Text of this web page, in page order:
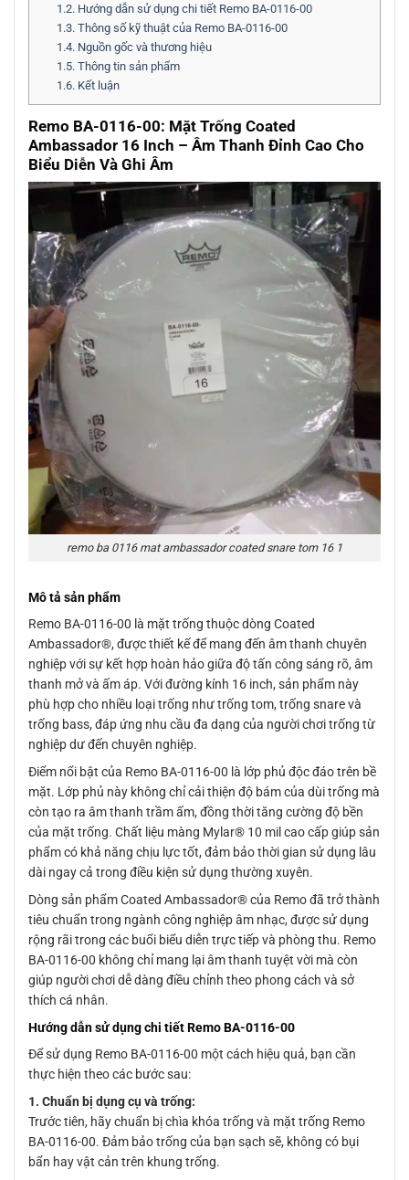
1.2. Hướng dẫn sử dụng chi tiết Remo BA-0116-00
1.3. Thông số kỹ thuật của Remo BA-0116-00
1.4. Nguồn gốc và thương hiệu
1.5. Thông tin sản phẩm
1.6. Kết luận
Remo BA-0116-00: Mặt Trống Coated
Ambassador 16 Inch – Âm Thanh Đỉnh Cao Cho
Biểu Diễn Và Ghi Âm
remo ba 0116 mat ambassador coated snare tom 16 1
Mô tả sản phẩm
Remo BA-0116-00 là mặt trống thuộc dòng Coated
Ambassador®, được thiết kế để mang đến âm thanh chuyên
nghiệp với sự kết hợp hoàn hảo giữa độ tấn công sáng rõ, âm
thanh mở và ấm áp. Với đường kính 16 inch, sản phẩm này
phù hợp cho nhiều loại trống như trống tom, trống snare và
trống bass, đáp ứng nhu cầu đa dạng của người chơi trống từ
nghiệp dư đến chuyên nghiệp.
Điểm nổi bật của Remo BA-0116-00 là lớp phủ độc đáo trên bề
mặt. Lớp phủ này không chỉ cải thiện độ bám của dùi trống mà
còn tạo ra âm thanh trầm ấm, đồng thời tăng cường độ bền
của mặt trống. Chất liệu màng Mylar® 10 mil cao cấp giúp sản
phẩm có khả năng chịu lực tốt, đảm bảo thời gian sử dụng lâu
dài ngay cả trong điều kiện sử dụng thường xuyên.
Dòng sản phẩm Coated Ambassador® của Remo đã trở thành
tiêu chuẩn trong ngành công nghiệp âm nhạc, được sử dụng
rộng rãi trong các buổi biểu diễn trực tiếp và phòng thu. Remo
BA-0116-00 không chỉ mang lại âm thanh tuyệt vời mà còn
giúp người chơi dễ dàng điều chỉnh theo phong cách và sở
thích cá nhân.
Hướng dẫn sử dụng chi tiết Remo BA-0116-00
Để sử dụng Remo BA-0116-00 một cách hiệu quả, bạn cần
thực hiện theo các bước sau:
1. Chuẩn bị dụng cụ và trống:
Trước tiên, hãy chuẩn bị chìa khóa trống và mặt trống Remo
BA-0116-00. Đảm bảo trống của bạn sạch sẽ, không có bụi
bẩn hay vật cản trên khung trống.